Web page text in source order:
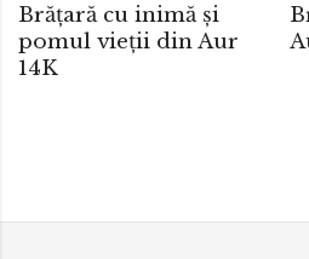
Brățară cu inimă și
pomul vieții din Aur
14K